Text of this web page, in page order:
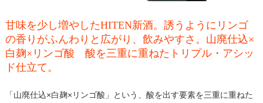
甘味を少し増やしたHITEN新酒。誘うようにリンゴ
の香りがふんわりと広がり、飲みやすさ。山廃仕込×
白麹×リンゴ酸 酸を三重に重ねたトリプル・アシッ
ド仕立て。
「山廃仕込×白麹×リンゴ酸」という、酸を出す要素を三重に重ねた